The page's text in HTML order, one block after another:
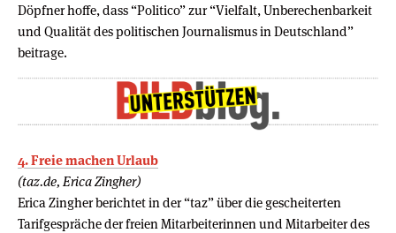
Döpfner hoffe, dass “Politico” zur “Vielfalt, Unberechenbarkeit
und Qualität des politischen Journalismus in Deutschland”
beitrage.
4. Freie machen Urlaub
(taz.de, Erica Zingher)
Erica Zingher berichtet in der “taz” über die gescheiterten
Tarifgespräche der freien Mitarbeiterinnen und Mitarbeiter des